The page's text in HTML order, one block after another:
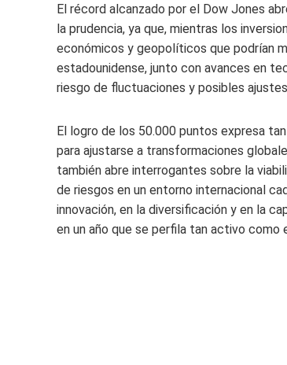
El récord alcanzado por el Dow Jones
la prudencia, ya que, mientras los
económicos y geopolíticos que podrían
estadounidense, junto con avances en
riesgo de fluctuaciones y posibles
El logro de los 50.000 puntos expresa
para ajustarse a transformaciones
también abre interrogantes sobre la
de riesgos en un entorno internacional
innovación, en la diversificación y en la
en un año que se perfila tan activo como